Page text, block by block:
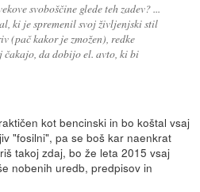
svoboščine glede teh zadev? ...
ki je spremenil svoj življenjski stil
(pač kakor je zmožen), redke
čakajo, da dobijo el. avto, ki bi
kot bencinski in bo koštal vsaj
"fosilni", pa se boš kar naenkrat
takoj zdaj, bo že leta 2015 vsaj
nobenih uredb, predpisov in